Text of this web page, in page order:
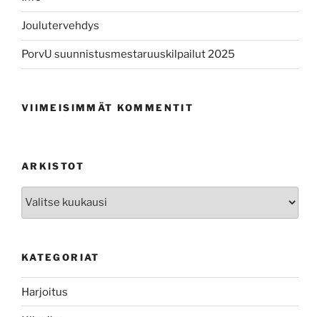
Joulutervehdys
PorvU suunnistusmestaruuskilpailut 2025
VIIMEISIMMÄT KOMMENTIT
ARKISTOT
KATEGORIAT
Harjoitus